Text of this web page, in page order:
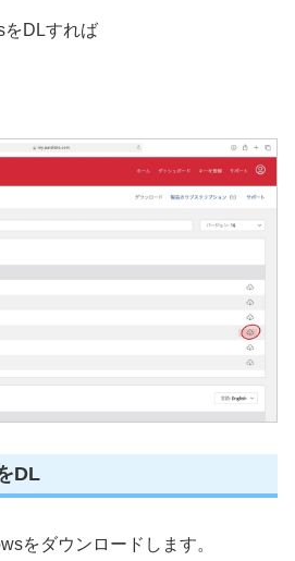
をDLすれば
DL
をダウンロードします。